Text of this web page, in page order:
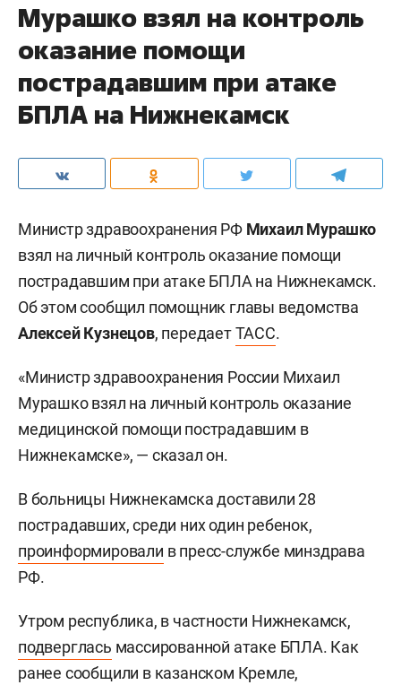
Мурашко взял на контроль
оказание помощи
пострадавшим при атаке
БПЛА на Нижнекамск
Министр здравоохранения РФ Михаил Мурашко
взял на личный контроль оказание помощи
пострадавшим при атаке БПЛА на Нижнекамск.
Об этом сообщил помощник главы ведомства
Алексей Кузнецов, передаетТАСС.
«Министр здравоохранения России Михаил
Мурашко взял на личный контроль оказание
медицинской помощи пострадавшим в
Нижнекамске», — сказал он.
В больницы Нижнекамска доставили 28
пострадавших, среди них один ребенок,
проинформировали в пресс-службе минздрава
РФ.
Утром республика, в частности Нижнекамск,
подверглась массированной атаке БПЛА. Как
ранее сообщили в казанском Кремле,